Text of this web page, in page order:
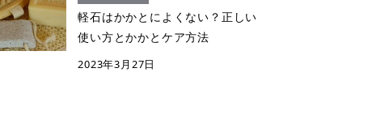
軽石はかかとによくない？正しい
使い方とかかとケア方法
2023年3月27日